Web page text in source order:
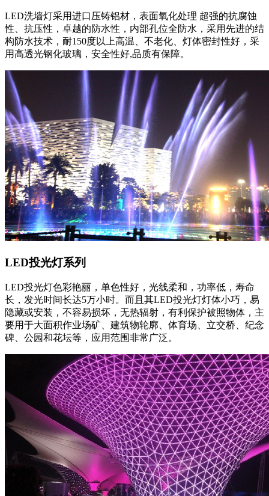
LED洗墙灯采用进口压铸铝材，表面氧化处理 超强的抗腐蚀
性、抗压性，卓越的防水性，内部孔位全防水，采用先进的结
构防水技术，耐150度以上高温、不老化、灯体密封性好，采
用高透光钢化玻璃，安全性好,品质有保障。
LED投光灯系列
LED投光灯色彩艳丽，单色性好，光线柔和，功率低，寿命
长，发光时间长达5万小时。而且其LED投光灯灯体小巧，易
隐藏或安装，不容易损坏，无热辐射，有利保护被照物体，主
要用于大面积作业场矿、建筑物轮廓、体育场、立交桥、纪念
碑、公园和花坛等，应用范围非常广泛。